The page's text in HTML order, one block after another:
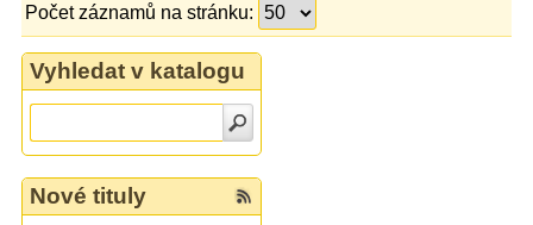
Počet záznamů na stránku:
Vyhledat v katalogu
Nové tituly